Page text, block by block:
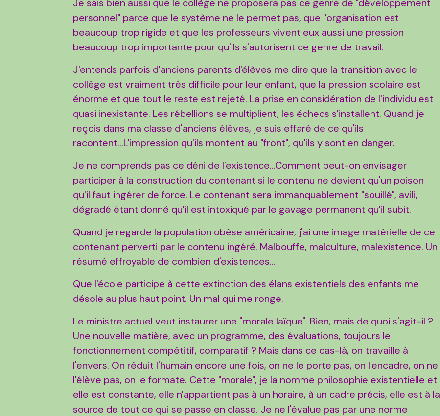
Je sais bien aussi que le collège ne proposera pas ce genre de "développement
personnel" parce que le système ne le permet pas, que l'organisation est
beaucoup trop rigide et que les professeurs vivent eux aussi une pression
beaucoup trop importante pour qu'ils s'autorisent ce genre de travail.
J'entends parfois d'anciens parents d'élèves me dire que la transition avec le
collège est vraiment très difficile pour leur enfant, que la pression scolaire est
énorme et que tout le reste est rejeté. La prise en considération de l'individu est
quasi inexistante. Les rébellions se multiplient, les échecs s'installent. Quand je
reçois dans ma classe d'anciens élèves, je suis effaré de ce qu'ils
racontent...L'impression qu'ils montent au "front", qu'ils y sont en danger.
Je ne comprends pas ce déni de l'existence...Comment peut-on envisager
participer à la construction du contenant si le contenu ne devient qu'un poison
qu'il faut ingérer de force. Le contenant sera immanquablement "souillé", avili,
dégradé étant donné qu'il est intoxiqué par le gavage permanent qu'il subit.
Quand je regarde la population obèse américaine, j'ai une image matérielle de ce
contenant perverti par le contenu ingéré. Malbouffe, malculture, malexistence. Un
résumé effroyable de combien d'existences...
Que l'école participe à cette extinction des élans existentiels des enfants me
désole au plus haut point. Un mal qui me ronge.
Le ministre actuel veut instaurer une "morale laïque". Bien, mais de quoi s'agit-il ?
Une nouvelle matière, avec un programme, des évaluations, toujours le
fonctionnement compétitif, comparatif ? Mais dans ce cas-là, on travaille à
l'envers. On réduit l'humain encore une fois, on ne le porte pas, on l'encadre, on ne
l'élève pas, on le formate. Cette "morale", je la nomme philosophie existentielle et
elle est constante, elle n'appartient pas à un horaire, à un cadre précis, elle est à la
source de tout ce qui se passe en classe. Je ne l'évalue pas par une norme